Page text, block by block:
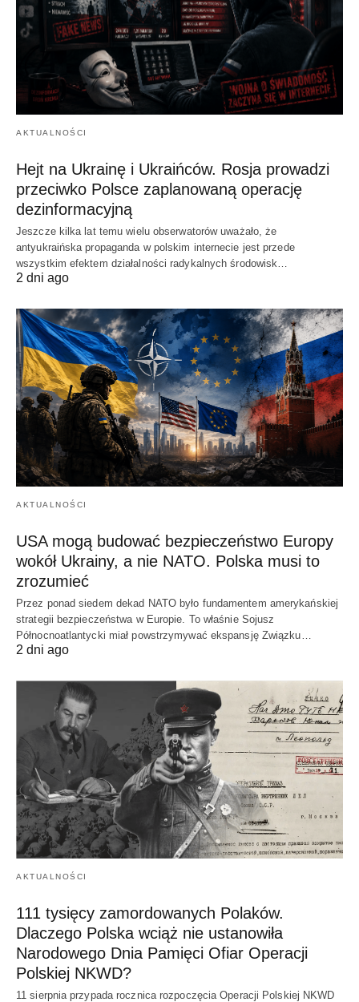
AKTUALNOŚCI
Hejt na Ukrainę i Ukraińców. Rosja prowadzi
przeciwko Polsce zaplanowaną operację
dezinformacyjną
Jeszcze kilka lat temu wielu obserwatorów uważało, że
antyukraińska propaganda w polskim internecie jest przede
wszystkim efektem działalności radykalnych środowisk…
2 dni ago
AKTUALNOŚCI
USA mogą budować bezpieczeństwo Europy
wokół Ukrainy, a nie NATO. Polska musi to
zrozumieć
Przez ponad siedem dekad NATO było fundamentem amerykańskiej
strategii bezpieczeństwa w Europie. To właśnie Sojusz
Północnoatlantycki miał powstrzymywać ekspansję Związku…
2 dni ago
AKTUALNOŚCI
111 tysięcy zamordowanych Polaków.
Dlaczego Polska wciąż nie ustanowiła
Narodowego Dnia Pamięci Ofiar Operacji
Polskiej NKWD?
11 sierpnia przypada rocznica rozpoczęcia Operacji Polskiej NKWD